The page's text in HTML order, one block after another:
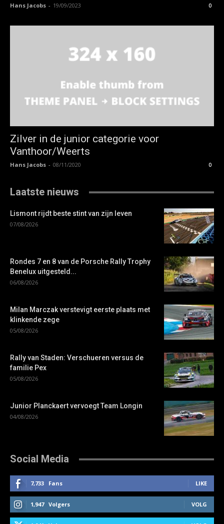
Hans Jacobs - 19/09/2023 0
Zilver in de junior categorie voor
Vanthoor/Weerts
Hans Jacobs - 08/11/2020 0
Laatste nieuws
Lismont rijdt beste stint van zijn leven
07/08/2026
Rondes 7 en 8 van de Porsche Rally Trophy
Benelux uitgesteld...
06/08/2026
Milan Marczak verstevigt eerste plaats met
klinkende zege
05/08/2026
Rally van Staden: Verschueren versus de
familie Pex
05/08/2026
Junior Planckaert vervoegt Team Longin
04/08/2026
Social Media
7,733 Fans LIKE
1,947 Volgers VOLG